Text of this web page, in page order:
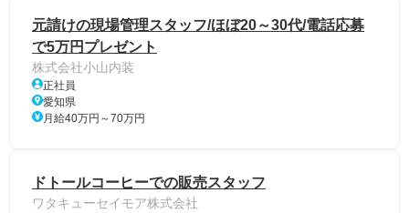
元請けの現場管理スタッフ/ほぼ20～30代/電話応募
で5万円プレゼント
株式会社小山内装
正社員
愛知県
月給40万円～70万円
ドトールコーヒーでの販売スタッフ
ワタキューセイモア株式会社